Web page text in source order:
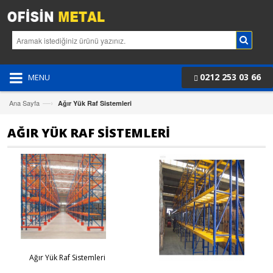
0212 253 03 66
MENU
Ana Sayfa —› Ağır Yük Raf Sistemleri
AĞIR YÜK RAF SISTEMLERI
Ağır Yük Raf Sistemleri